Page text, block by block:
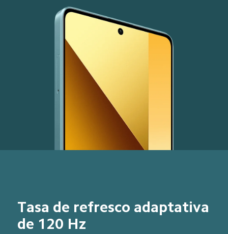
Tasa de refresco adaptativa
de 120 Hz